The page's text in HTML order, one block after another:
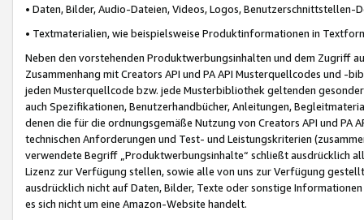
• Daten, Bilder, Audio-Dateien, Videos, Logos, Benutzerschnittstellen-
• Textmaterialien, wie beispielsweise Produktinformationen in
Neben den vorstehenden Produktwerbungsinhalten und dem Zugriff
Zusammenhang mit Creators API und PA API Musterquellcodes und
jeden Musterquellcode bzw. jede Musterbibliothek geltenden
auch Spezifikationen, Benutzerhandbücher, Anleitungen,
denen die für die ordnungsgemäße Nutzung von Creators API und PA
technischen Anforderungen und Test- und Leistungskriterien
verwendete Begriff „Produktwerbungsinhalte“ schließt ausdrücklich
Lizenz zur Verfügung stellen, sowie alle von uns zur Verfügung
ausdrücklich nicht auf Daten, Bilder, Texte oder sonstige
es sich nicht um eine Amazon-Website handelt.